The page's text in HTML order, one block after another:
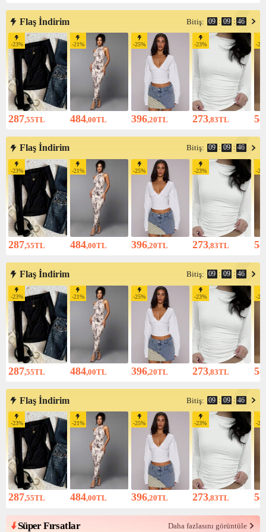
Flaş İndirim Bitiş: 09 : 09 : 45
-23%
287,55TL
-21%
484,00TL
-25%
396,20TL
-23%
273,83TL
-23
Flaş İndirim Bitiş: 09 : 09 : 45
-23%
287,55TL
-21%
484,00TL
-25%
396,20TL
-23%
273,83TL
-23
Flaş İndirim Bitiş: 09 : 09 : 45
-23%
287,55TL
-21%
484,00TL
-25%
396,20TL
-23%
273,83TL
-23
Flaş İndirim Bitiş: 09 : 09 : 45
-23%
287,55TL
-21%
484,00TL
-25%
396,20TL
-23%
273,83TL
-23
Süper Fırsatlar Daha fazlasını görüntüle